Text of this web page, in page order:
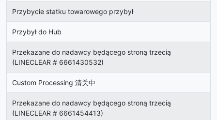
Przybycie statku towarowego przybył
Przybył do Hub
Przekazane do nadawcy będącego stroną trzecią
(LINECLEAR # 6661430532)
Custom Processing 清关中
Przekazane do nadawcy będącego stroną trzecią
(LINECLEAR # 6661454413)